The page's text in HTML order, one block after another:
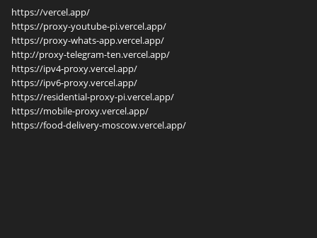
https://vercel.app/
https://proxy-youtube-pi.vercel.app/
https://proxy-whats-app.vercel.app/
http://proxy-telegram-ten.vercel.app/
https://ipv4-proxy.vercel.app/
https://ipv6-proxy.vercel.app/
https://residential-proxy-pi.vercel.app/
https://mobile-proxy.vercel.app/
https://food-delivery-moscow.vercel.app/